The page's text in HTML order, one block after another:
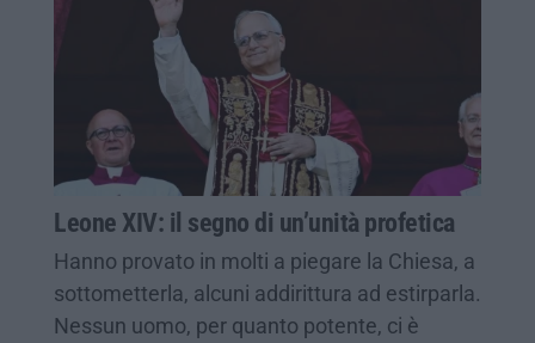
Leone XIV: il segno di un’unità profetica
Hanno provato in molti a piegare la Chiesa, a
sottometterla, alcuni addirittura ad estirparla.
Nessun uomo, per quanto potente, ci è